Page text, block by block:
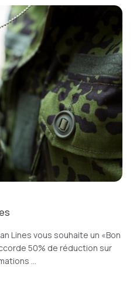
Lines vous souhaite un «Bon
50% de réduction sur
...